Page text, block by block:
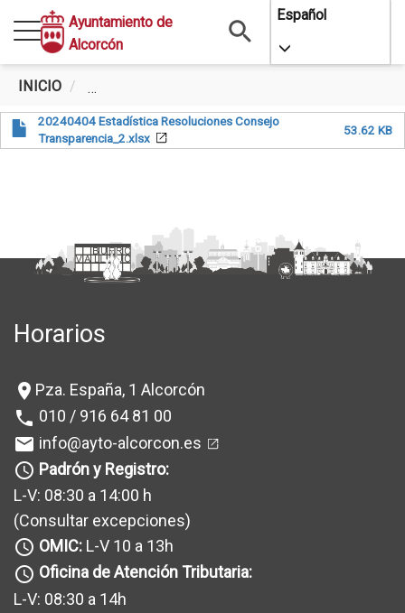
contenido
principal
Ayuntamiento de
Alcorcón
Español
Toggle
INICIO
20240404 Estadística Resoluciones Consejo
Transparencia_2.xlsx
53.62 KB
Horarios
location_on Pza. España, 1 Alcorcón
phone 010 / 916 64 81 00
mail info@ayto-alcorcon.es
query_builder Padrón y Registro:
L-V: 08:30 a 14:00 h
(Consultar excepciones)
query_builder OMIC: L-V 10 a 13h
query_builder Oficina de Atención Tributaria:
L-V: 08:30 a 14h